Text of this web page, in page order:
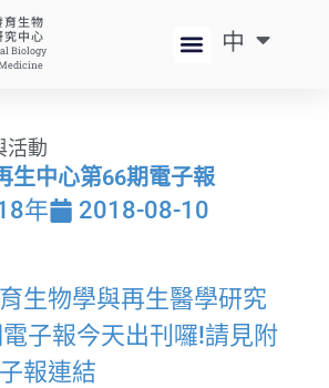
育生物
究中心
Biology
中
EN
活動
生中心第66期電子報
年
2018-08-10
生物學與再生醫學研究
子報今天出刊囉!請見附
報連結